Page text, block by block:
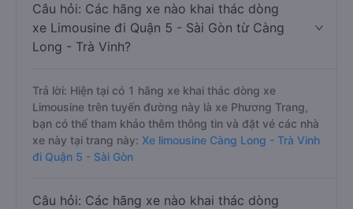
Câu hỏi: Các hãng xe nào khai thác dòng
xe Limousine đi Quận 5 - Sài Gòn từ Càng
Long - Trà Vinh?
Trả lời: Hiện tại có 1 hãng xe khai thác dòng xe
Limousine trên tuyến đường này là xe Phương Trang,
bạn có thể tham khảo thêm thông tin và đặt vé các nhà
xe này tại trang này: Xe limousine Càng Long - Trà Vinh
đi Quận 5 - Sài Gòn
Câu hỏi: Các hãng xe nào khai thác dòng